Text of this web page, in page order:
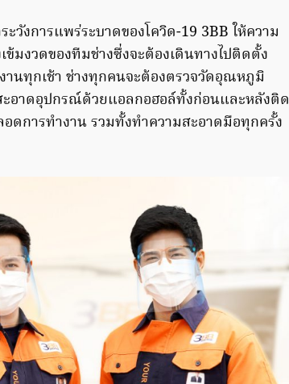
วังการแพร่ระบาดของโควิด-19 3BB ให้ความ
มงวดของทีมช่างซึ่งจะต้องเดินทางไปติดตั้ง
นทุกเช้า ช่างทุกคนจะต้องตรวจวัดอุณหภูมิ
อาดอุปกรณ์ด้วยแอลกอฮอล์ทั้งก่อนและหลังติด
ดการทำงาน รวมทั้งทำความสะอาดมือทุกครั้ง